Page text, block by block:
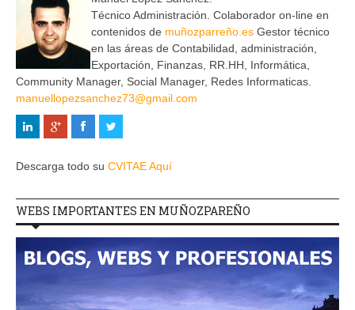
Técnico Administración. Colaborador on-line en
contenidos de muñozparreño.es Gestor técnico
en las áreas de Contabilidad, administración,
Exportación, Finanzas, RR.HH, Informática,
Community Manager, Social Manager, Redes Informaticas.
manuellopezsanchez73@gmail.com
Descarga todo su CVITAE Aquí
WEBS IMPORTANTES EN MUÑOZPAREÑO